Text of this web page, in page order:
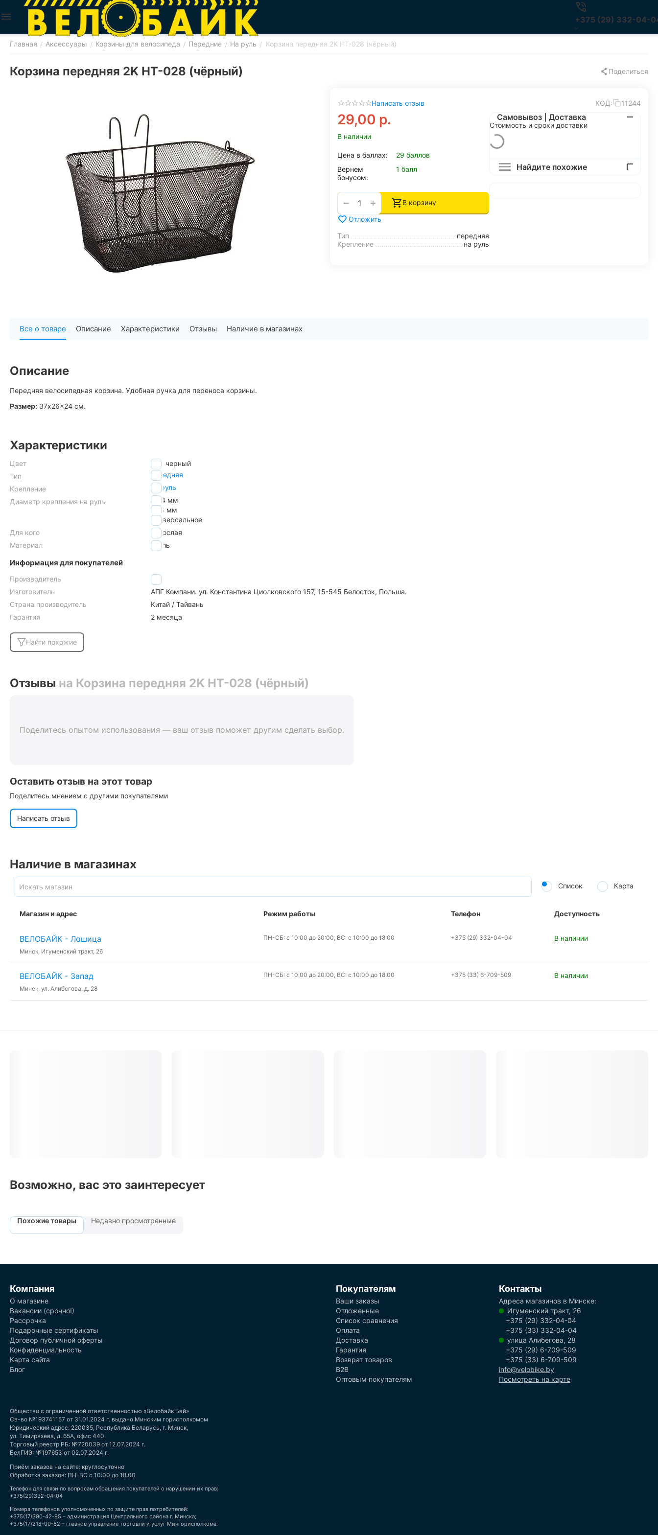
+375 (29) 332-04-
Главная / Аксессуары / Корзины для велосипеда / Передние / На руль / Корзина передняя 2K HT-028 (чёрный)
Корзина передняя 2K HT-028 (чёрный) Поделиться
Написать отзыв КОД: 11244
29,00 р.
В наличии
Цена в баллах:
29 баллов
Вернем
бонусом:
1 балл
+
−
В корзину
Отложить
Тип
передняя
Крепление
на руль
Самовывоз | Доставка
Стоимость и сроки доставки
Найдите похожие
Все о товаре Описание Характеристики Отзывы Наличие в магазинах
Описание
Передняя велосипедная корзина. Удобная ручка для переноса корзины.
Размер: 37x26x24 см.
Характеристики
Цвет
черный
Тип
передняя
Крепление
на руль
Диаметр крепления на руль
25.4 мм
31.8 мм
универсальное
Для кого
взрослая
Материал
сталь
Информация для покупателей
Производитель
2k
Изготовитель
АПГ Компани. ул. Константина Циолковского 157, 15-545 Белосток, Польша.
Страна производитель
Китай / Тайвань
Гарантия
2 месяца
Найти похожие
Отзывы на Корзина передняя 2K HT-028 (чёрный)
Поделитесь опытом использования — ваш отзыв поможет другим сделать выбор.
Оставить отзыв на этот товар
Поделитесь мнением с другими покупателями
Написать отзыв
Наличие в магазинах
Список Карта
Магазин и адрес Режим работы Телефон Доступность
ВЕЛОБАЙК - Лошица
Минск, Игуменский тракт, 26
ПН-СБ: с 10:00 до 20:00, ВС: с 10:00 до 18:00 +375 (29) 332-04-04 В наличии
ВЕЛОБАЙК - Запад
Минск, ул. Алибегова, д. 28
ПН-СБ: с 10:00 до 20:00, ВС: с 10:00 до 18:00 +375 (33) 6-709-509 В наличии
Возможно, вас это заинтересует
Похожие товары Недавно просмотренные
Компания
О магазине
Вакансии (срочно!)
Рассрочка
Подарочные сертификаты
Договор публичной оферты
Конфиденциальность
Карта сайта
Блог
Покупателям
Ваши заказы
Отложенные
Список сравнения
Оплата
Доставка
Гарантия
Возврат товаров
B2B
Оптовым покупателям
Контакты
Адреса магазинов в Минске:
Игуменский тракт, 26
+375 (29) 332-04-04
+375 (33) 332-04-04
улица Алибегова, 28
+375 (29) 6-709-509
+375 (33) 6-709-509
info@velobike.by
Посмотреть на карте
Общество с ограниченной ответственностью «Велобайк Бай»
Св-во №193741157 от 31.01.2024 г. выдано Минским горисполкомом
Юридический адрес: 220035, Республика Беларусь, г. Минск,
ул. Тимирязева, д. 65А, офис 440.
Торговый реестр РБ: №720039 от 12.07.2024 г.
БелГИЭ: №197653 от 02.07.2024 г.
Приём заказов на сайте: круглосуточно
Обработка заказов: ПН-ВС с 10:00 до 18:00
Телефон для связи по вопросам обращения покупателей о нарушении их прав:
+375(29)332-04-04
Номера телефонов уполномоченных по защите прав потребителей:
+375(17)390-42-95 – администрация Центрального района г. Минска;
+375(17)218-00-82 – главное управление торговли и услуг Мингорисполкома.